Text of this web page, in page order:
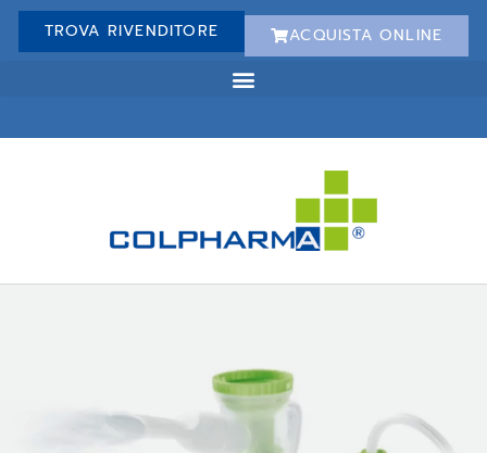
TROVA RIVENDITORE ACQUISTA ONLINE